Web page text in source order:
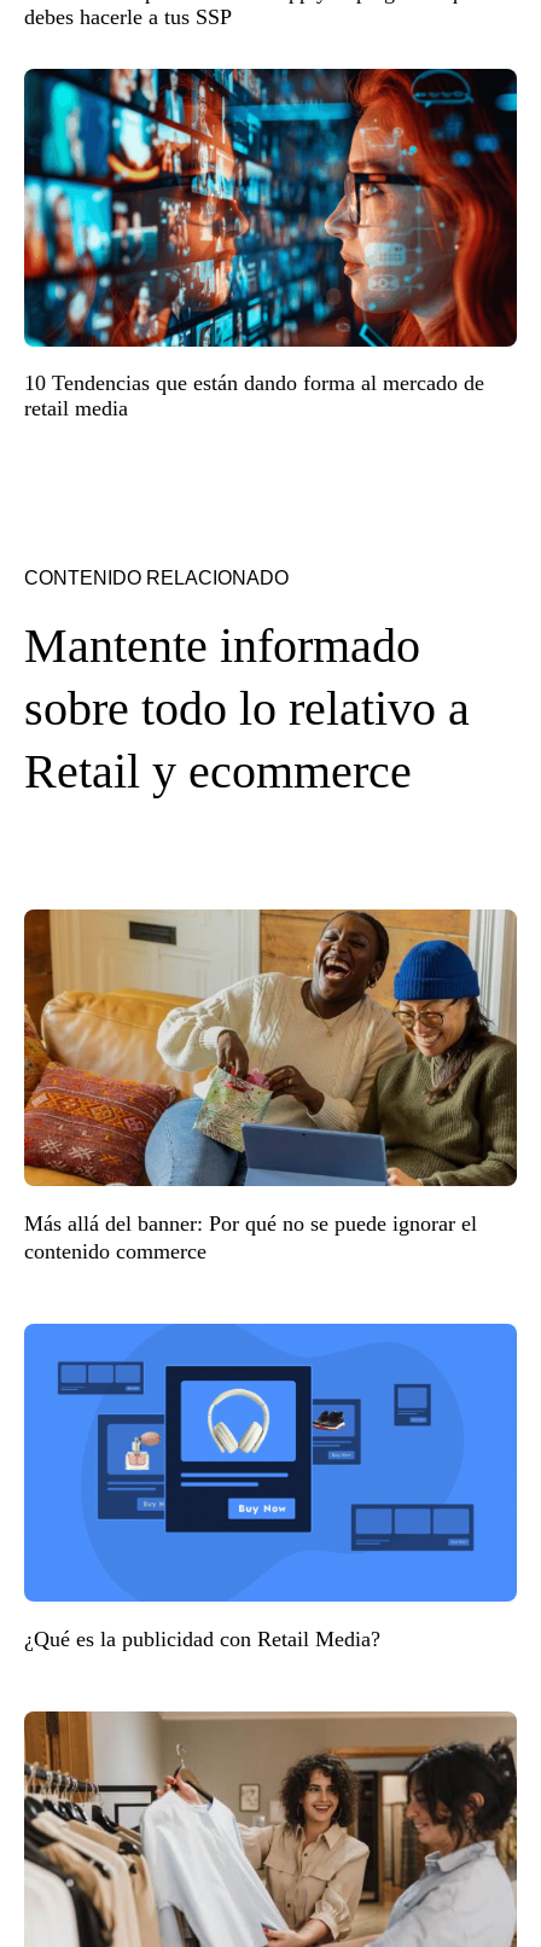
debes hacerle a tus SSP
10 Tendencias que están dando forma al mercado de
retail media
CONTENIDO RELACIONADO
Mantente informado
sobre todo lo relativo a
Retail y ecommerce
Más allá del banner: Por qué no se puede ignorar el
contenido commerce
¿Qué es la publicidad con Retail Media?